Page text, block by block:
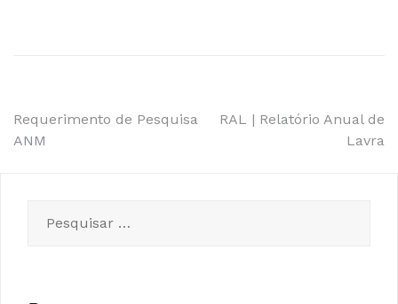
Navegação
Requerimento de Pesquisa
ANM
RAL | Relatório Anual de
Lavra
por: